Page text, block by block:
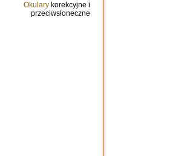
Okulary korekcyjne i
przeciwsłoneczne